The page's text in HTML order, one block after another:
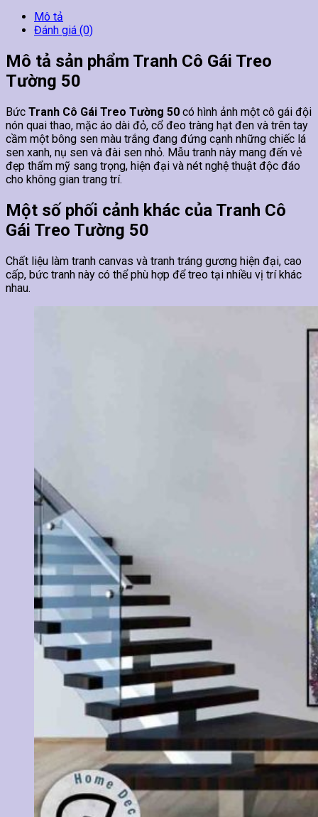
Mô tả
Đánh giá (0)
Mô tả sản phẩm Tranh Cô Gái Treo
Tường 50
Bức Tranh Cô Gái Treo Tường 50 có hình ảnh một cô gái đội
nón quai thao, mặc áo dài đỏ, cổ đeo tràng hạt đen và trên tay
cầm một bông sen màu trắng đang đứng cạnh những chiếc lá
sen xanh, nụ sen và đài sen nhỏ. Mẫu tranh này mang đến vẻ
đẹp thẩm mỹ sang trọng, hiện đại và nét nghệ thuật độc đáo
cho không gian trang trí.
Một số phối cảnh khác của Tranh Cô
Gái Treo Tường 50
Chất liệu làm tranh canvas và tranh tráng gương hiện đại, cao
cấp, bức tranh này có thể phù hợp để treo tại nhiều vị trí khác
nhau.